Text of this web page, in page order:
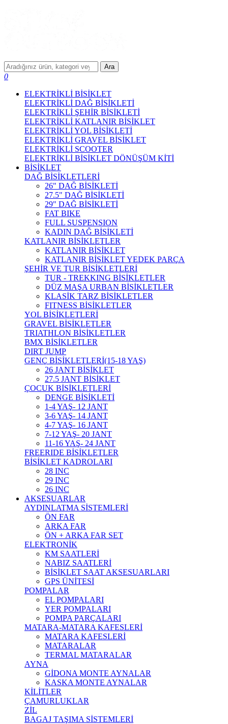
Ara
0
ELEKTRİKLİ BİSİKLET
ELEKTRİKLİ DAĞ BİSİKLETİ
ELEKTRİKLİ ŞEHİR BİSİKLETİ
ELEKTRİKLİ KATLANIR BİSİKLET
ELEKTRİKLİ YOL BİSİKLETİ
ELEKTRİKLİ GRAVEL BİSİKLET
ELEKTRİKLİ SCOOTER
ELEKTRİKLİ BİSİKLET DÖNÜŞÜM KİTİ
BİSİKLET
DAĞ BİSİKLETLERİ
26" DAĞ BİSİKLETİ
27.5" DAĞ BİSİKLETİ
29" DAĞ BİSİKLETİ
FAT BIKE
FULL SUSPENSION
KADIN DAĞ BİSİKLETİ
KATLANIR BİSİKLETLER
KATLANIR BİSİKLET
KATLANIR BİSİKLET YEDEK PARÇA
ŞEHİR VE TUR BİSİKLETLERİ
TUR - TREKKING BİSİKLETLER
DÜZ MAŞA URBAN BİSİKLETLER
KLASİK TARZ BİSİKLETLER
FITNESS BİSİKLETLER
YOL BİSİKLETLERİ
GRAVEL BİSİKLETLER
TRIATHLON BİSİKLETLER
BMX BİSİKLETLER
DIRT JUMP
GENÇ BİSİKLETLERİ(15-18 YAŞ)
26 JANT BİSİKLET
27.5 JANT BİSİKLET
ÇOCUK BİSİKLETLERİ
DENGE BİSİKLETİ
1-4 YAŞ- 12 JANT
3-6 YAŞ- 14 JANT
4-7 YAŞ- 16 JANT
7-12 YAŞ- 20 JANT
11-16 YAŞ- 24 JANT
FREERIDE BİSİKLETLER
BİSİKLET KADROLARI
28 INC
29 INC
26 INC
AKSESUARLAR
AYDINLATMA SİSTEMLERİ
ÖN FAR
ARKA FAR
ÖN + ARKA FAR SET
ELEKTRONİK
KM SAATLERİ
NABIZ SAATLERİ
BİSİKLET SAAT AKSESUARLARI
GPS ÜNİTESİ
POMPALAR
EL POMPALARI
YER POMPALARI
POMPA PARÇALARI
MATARA-MATARA KAFESLERİ
MATARA KAFESLERİ
MATARALAR
TERMAL MATARALAR
AYNA
GİDONA MONTE AYNALAR
KASKA MONTE AYNALAR
KİLİTLER
ÇAMURLUKLAR
ZİL
BAGAJ TAŞIMA SİSTEMLERİ